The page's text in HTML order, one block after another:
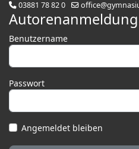
03881 78 82 0
Autorenanmeldung
Benutzername
Passwort
Angemeldet bleiben